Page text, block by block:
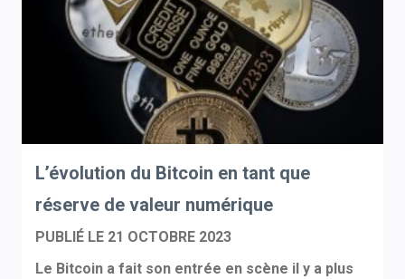
L’évolution du Bitcoin en tant que
réserve de valeur numérique
PUBLIÉ LE 21 OCTOBRE 2023
Le Bitcoin a fait son entrée en scène il y a plus